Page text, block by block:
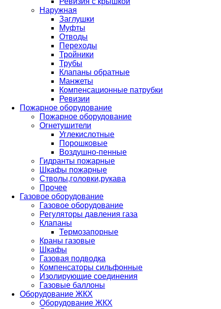
Наружная
Заглушки
Муфты
Отводы
Переходы
Тройники
Трубы
Клапаны обратные
Манжеты
Компенсационные патрубки
Ревизии
Пожарное оборудование
Пожарное оборудование
Огнетушители
Углекислотные
Порошковые
Воздушно-пенные
Гидранты пожарные
Шкафы пожарные
Стволы,головки,рукава
Прочее
Газовое оборудование
Газовое оборудование
Регуляторы давления газа
Клапаны
Термозапорные
Краны газовые
Шкафы
Газовая подводка
Компенсаторы сильфонные
Изолирующие соединения
Газовые баллоны
Оборудование ЖКХ
Оборудование ЖКХ